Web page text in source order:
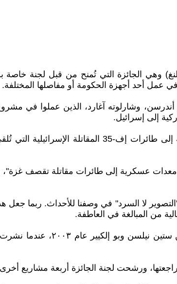
السنوي الخاص بمنح (جائزة گاولنغ) وهي الجائزة التي تُمنح من قبل
أحد أجهزة الحكومة أو مفاصلها المختلفة.
سكو أندرسن، وشارلوته آغارد، الذين عملوا في
ويكشف الصحفيون في هذه المقالات، من بين أمور أخرى، كيف سمحت الدنمارك بتسليم معدات
معدات عسكرية إلى طائرات مقاتلة تقصف
لا السرد" في وصفنا للأحداث. ربما جعل
من المبالغة في العاطفة.
جميع الصحفيين يفوزون بالجائزة للمرة الأولى، باستثناء شارلوت